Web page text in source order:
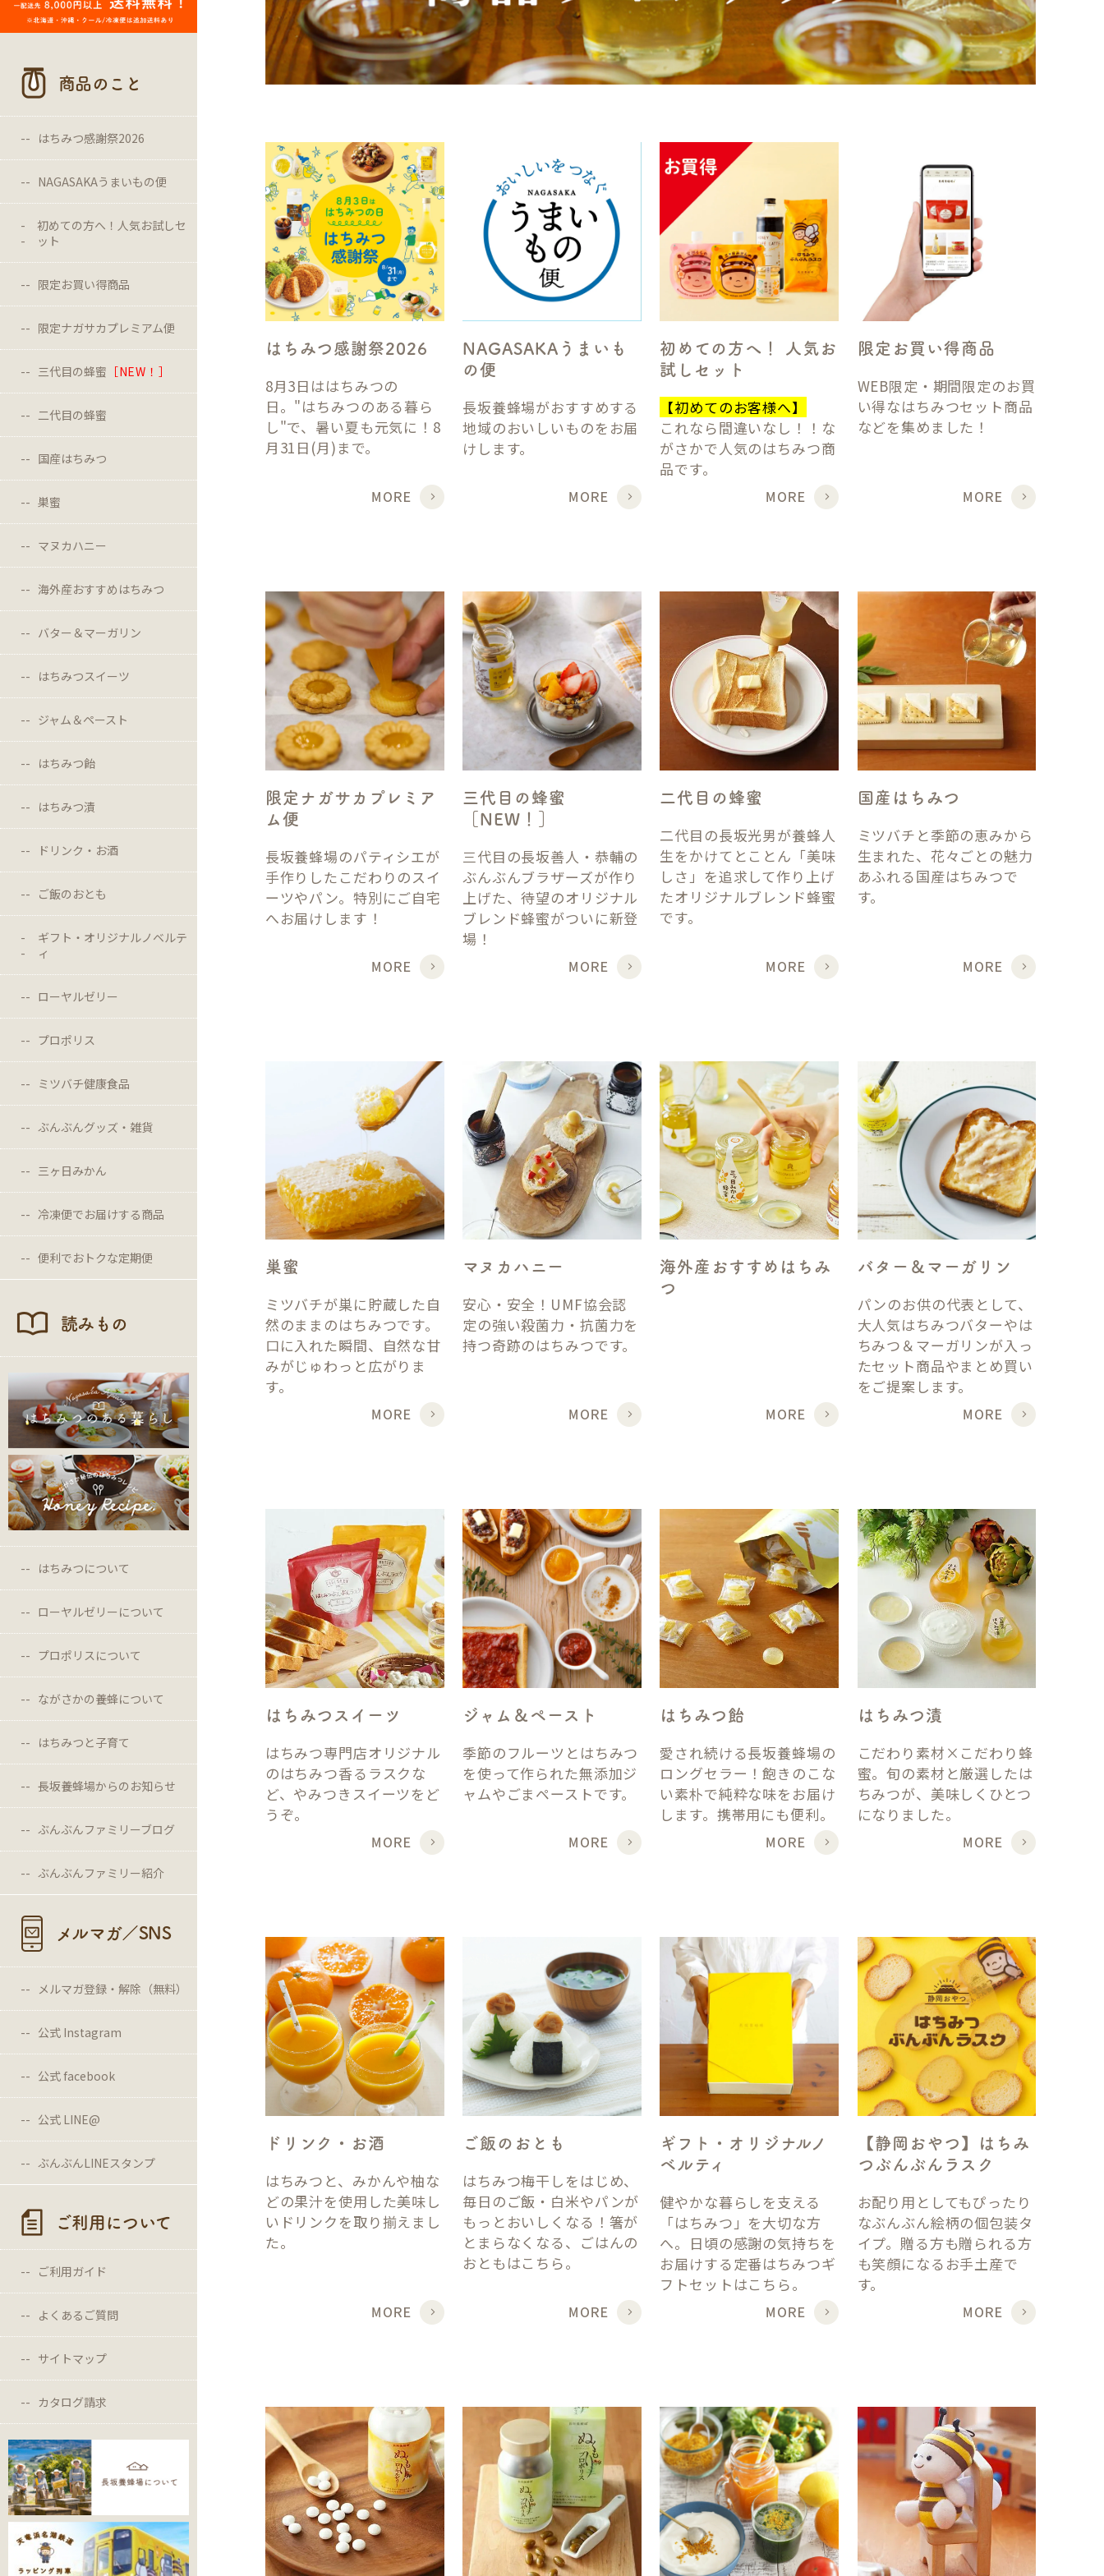
商品のこと
はちみつ感謝祭2026
NAGASAKAうまいもの便
初めての方へ！人気お試しセ
ット
限定お買い得商品
限定ナガサカプレミアム便
三代目の蜂蜜 ［NEW！］
二代目の蜂蜜
国産はちみつ
巣蜜
マヌカハニー
海外産おすすめはちみつ
バター＆マーガリン
はちみつスイーツ
ジャム＆ペースト
はちみつ飴
はちみつ漬
ドリンク・お酒
ご飯のおとも
ギフト・オリジナルノベルテ
ィ
ローヤルゼリー
プロポリス
ミツバチ健康食品
ぶんぶんグッズ・雑貨
三ヶ日みかん
冷凍便でお届けする商品
便利でおトクな定期便
読みもの
はちみつについて
ローヤルゼリーについて
プロポリスについて
ながさかの養蜂について
はちみつと子育て
長坂養蜂場からのお知らせ
ぶんぶんファミリーブログ
ぶんぶんファミリー紹介
メルマガ／SNS
メルマガ登録・解除（無料）
公式 Instagram
公式 facebook
公式 LINE@
ぶんぶんLINEスタンプ
ご利用について
ご利用ガイド
よくあるご質問
サイトマップ
カタログ請求
はちみつ感謝祭2026
8月3日ははちみつの
日。"はちみつのある暮ら
し"で、暑い夏も元気に！8
月31日(月)まで。
NAGASAKAうまいも
の便
長坂養蜂場がおすすめする
地域のおいしいものをお届
けします。
初めての方へ！ 人気お
試しセット
【初めてのお客様へ】
これなら間違いなし！！な
がさかで人気のはちみつ商
品です。
限定お買い得商品
WEB限定・期間限定のお買
い得なはちみつセット商品
などを集めました！
限定ナガサカプレミア
ム便
長坂養蜂場のパティシエが
手作りしたこだわりのスイ
ーツやパン。特別にご自宅
へお届けします！
三代目の蜂蜜
［NEW！］
三代目の長坂善人・恭輔の
ぶんぶんブラザーズが作り
上げた、待望のオリジナル
ブレンド蜂蜜がついに新登
場！
二代目の蜂蜜
二代目の長坂光男が養蜂人
生をかけてとことん「美味
しさ」を追求して作り上げ
たオリジナルブレンド蜂蜜
です。
国産はちみつ
ミツバチと季節の恵みから
生まれた、花々ごとの魅力
あふれる国産はちみつで
す。
巣蜜
ミツバチが巣に貯蔵した自
然のままのはちみつです。
口に入れた瞬間、自然な甘
みがじゅわっと広がりま
す。
マヌカハニー
安心・安全！UMF協会認
定の強い殺菌力・抗菌力を
持つ奇跡のはちみつです。
海外産おすすめはちみ
つ
バター＆マーガリン
パンのお供の代表として、
大人気はちみつバターやは
ちみつ＆マーガリンが入っ
たセット商品やまとめ買い
をご提案します。
はちみつスイーツ
はちみつ専門店オリジナル
のはちみつ香るラスクな
ど、やみつきスイーツをど
うぞ。
ジャム＆ペースト
季節のフルーツとはちみつ
を使って作られた無添加ジ
ャムやごまペーストです。
はちみつ飴
愛され続ける長坂養蜂場の
ロングセラー！飽きのこな
い素朴で純粋な味をお届け
します。携帯用にも便利。
はちみつ漬
こだわり素材×こだわり蜂
蜜。旬の素材と厳選したは
ちみつが、美味しくひとつ
になりました。
ドリンク・お酒
はちみつと、みかんや柚な
どの果汁を使用した美味し
いドリンクを取り揃えまし
た。
ご飯のおとも
はちみつ梅干しをはじめ、
毎日のご飯・白米やパンが
もっとおいしくなる！箸が
とまらなくなる、ごはんの
おともはこちら。
ギフト・オリジナルノ
ベルティ
健やかな暮らしを支える
「はちみつ」を大切な方
へ。日頃の感謝の気持ちを
お届けする定番はちみつギ
フトセットはこちら。
【静岡おやつ】はちみ
つぶんぶんラスク
お配り用としてもぴったり
なぶんぶん絵柄の個包装タ
イプ。贈る方も贈られる方
も笑顔になるお手土産で
す。